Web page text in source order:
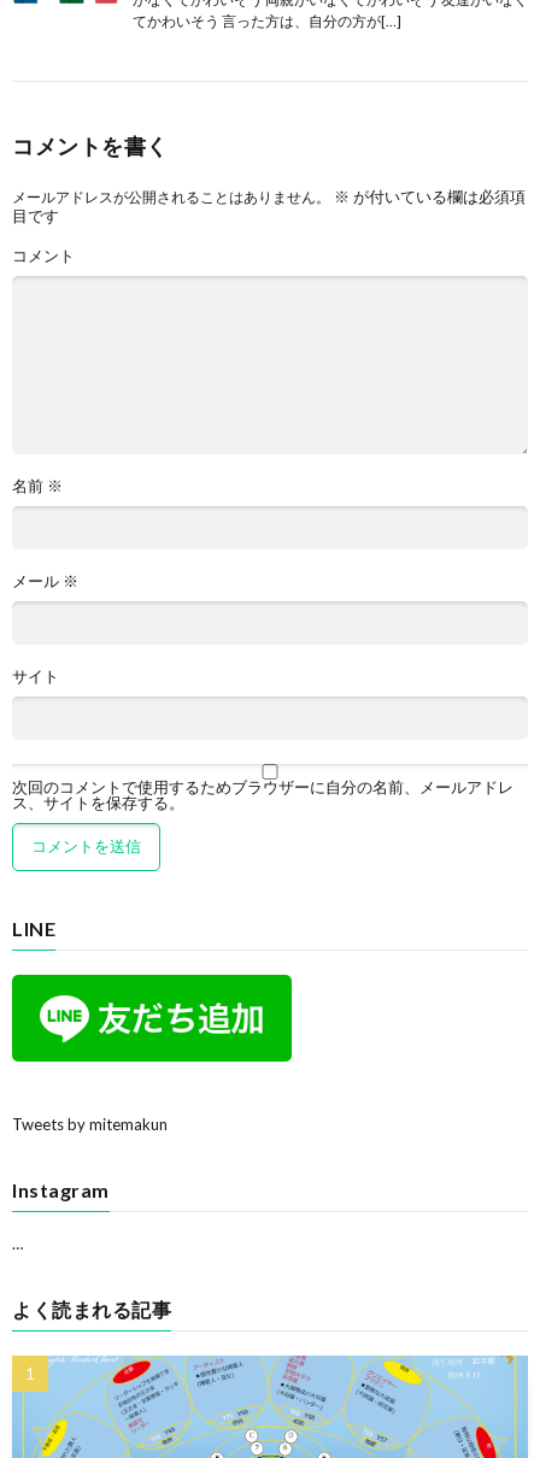
てかわいそう 言った方は、自分の方が[…]
コメントを書く
メールアドレスが公開されることはありません。 ※ が付いている欄は必須項
目です
コメント
名前 ※
メール ※
サイト
次回のコメントで使用するためブラウザーに自分の名前、メールアドレ
ス、サイトを保存する。
LINE
Tweets by mitemakun
Instagram
…
よく読まれる記事